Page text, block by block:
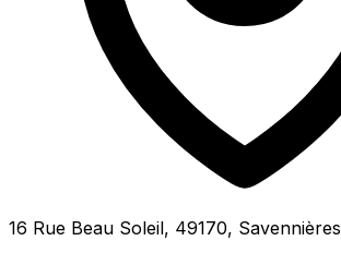
16 Rue Beau Soleil, 49170, Savennières